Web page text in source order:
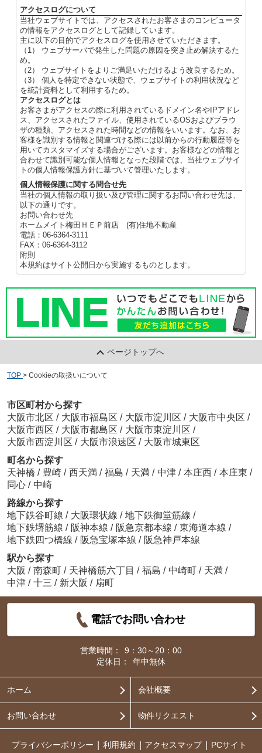
アクセスログについて
当社ウェブサイトでは、アクセスされたお客さまのコンピュータ
の情報をアクセスログとして記録しています。
主に以下の目的でアクセスログを使用させていただきます。
（1） ウェブサーバで発生した問題の原因を突き止め解決するた
め。
（2） ウェブサイトをよりご満足いただけるよう改良するため。
（3） 個人を特定できない状態で、ウェブサイトの利用状況など
を統計資料として利用するため。
アクセスログとは
お客さまがアクセスの際に利用されているドメイン名やIPアドレ
ス、アクセスされたファイル、使用されているOSおよびブラウ
ザの種類、アクセスされた時間などの情報をいいます。なお、お
客様を識別する情報と関連づける際には以前からの行動履歴等を
用いてカスタマイズする場合がございます。お客様などの情報と
合わせて識別可能な個人情報となった段階では、当社ウェブサイ
トの個人情報保護方針に基づいて管理いたします。
個人情報保護に関する問合せ先
当社の個人情報の取り扱い及び管理に関するお問い合わせ先は、
以下の通りです。
お問い合わせ先
ホームメイト梅田ＨＥＰ前店 (有)住地不動産
電話：06-6364-3111
FAX：06-6364-3112
附則
本規約はサイト公開日から実施するものとします。
ページトップへ
TOP > Cookieの取扱いについて
市区町村から探す
大阪市北区 / 大阪市福島区 / 大阪市淀川区 / 大阪市中央区 /
大阪市西区 / 大阪市都島区 / 大阪市東淀川区 /
大阪市西淀川区 / 大阪市浪速区 / 大阪市城東区
町名から探す
天神橋 / 豊崎 / 西天満 / 福島 / 天満 / 中津 / 本庄西 / 本庄東 /
同心 / 中崎
路線から探す
地下鉄谷町線 / 大阪環状線 / 地下鉄御堂筋線 /
地下鉄堺筋線 / 阪神本線 / 阪急京都本線 / 東海道本線 /
地下鉄四つ橋線 / 阪急宝塚本線 / 阪急神戸本線
駅から探す
大阪 / 南森町 / 天神橋筋六丁目 / 福島 / 中崎町 / 天満 /
中津 / 十三 / 新大阪 / 扇町
電話でお問い合わせ
営業時間：
9：30～20：00
定休日：
年中無休
ホーム 会社概要
お問い合わせ 物件リクエスト
プライバシーポリシー 利用規約 アクセスマップ PCサイト